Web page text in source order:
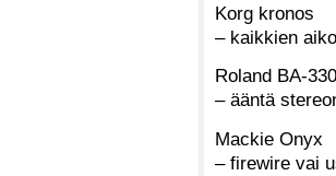
Korg kronos
– kaikkien
Roland BA-330
– ääntä
Mackie Onyx
– firewire vai